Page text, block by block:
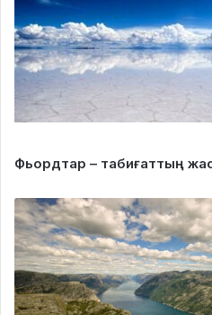
Фьордтар – табиғаттың